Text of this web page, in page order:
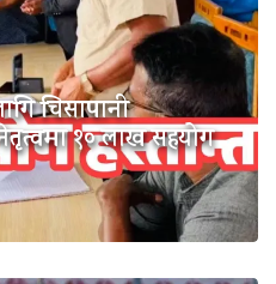
चिसापानी
१० लाख सहयोग